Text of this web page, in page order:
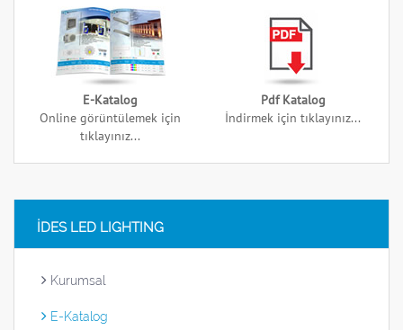
E-Katalog
Online görüntülemek için
tıklayınız...
Pdf Katalog
İndirmek için tıklayınız...
İDES LED LIGHTING
Kurumsal
E-Katalog